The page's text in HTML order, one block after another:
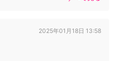
2025年01月18日 13:58